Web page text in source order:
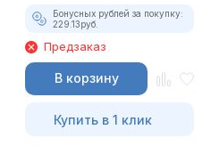
Бонусных рублей за покупку:
229.13руб.
Предзаказ
В корзину
Купить в 1 клик